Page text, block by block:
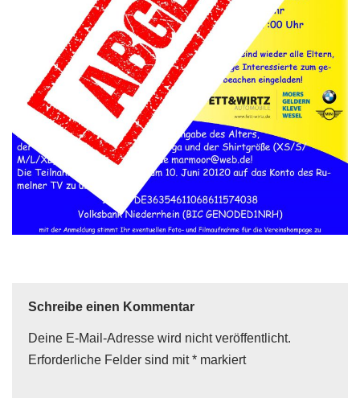
Schreibe einen Kommentar
Deine E-Mail-Adresse wird nicht veröffentlicht.
Erforderliche Felder sind mit* markiert